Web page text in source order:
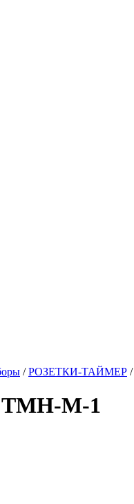
/РОЗЕТКИ-ТАЙМЕР /
TMH-M-1